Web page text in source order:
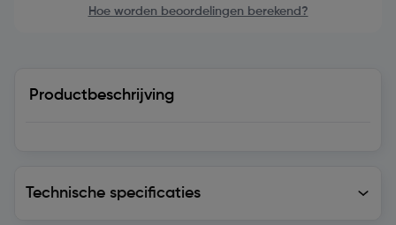
Hoe worden beoordelingen berekend?
Productbeschrijving
Technische specificaties